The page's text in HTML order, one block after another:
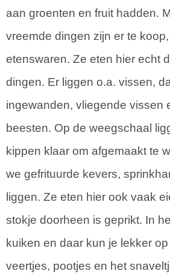
aan groenten en fruit hadden.
vreemde dingen zijn er te
etenswaren. Ze eten hier echt
dingen. Er liggen o.a. vissen,
ingewanden, vliegende vissen
beesten. Op de weegschaal
kippen klaar om afgemaakt te
we gefrituurde kevers,
liggen. Ze eten hier ook vaak
stokje doorheen is geprikt. In
kuiken en daar kun je lekker
veertjes, pootjes en het